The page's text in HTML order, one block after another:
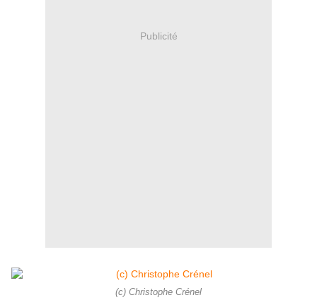
Publicité
(c) Christophe Crénel